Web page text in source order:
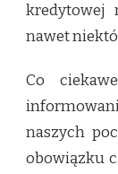
kredytowej
nawet
Co
naszych
obowiązku